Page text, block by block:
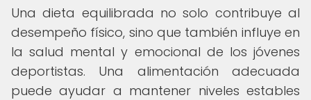
Una dieta equilibrada no solo contribuye al
desempeño físico, sino que también influye en
la salud mental y emocional de los jóvenes
deportistas. Una alimentación adecuada
puede ayudar a mantener niveles estables